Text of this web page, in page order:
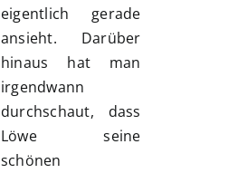
eigentlich gerade
ansieht. Darüber
hinaus hat man
irgendwann
durchschaut, dass
Löwe seine
schönen